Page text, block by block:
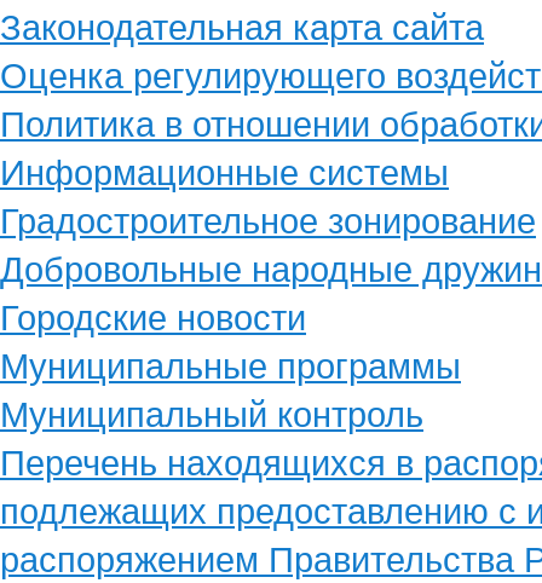
Законодательная карта сайта
Оценка регулирующего
Политика в отношении
Информационные системы
Градостроительное зонирование
Добровольные народные
Городские новости
Муниципальные программы
Муниципальный контроль
Перечень находящихся в
подлежащих предоставлению с
распоряжением